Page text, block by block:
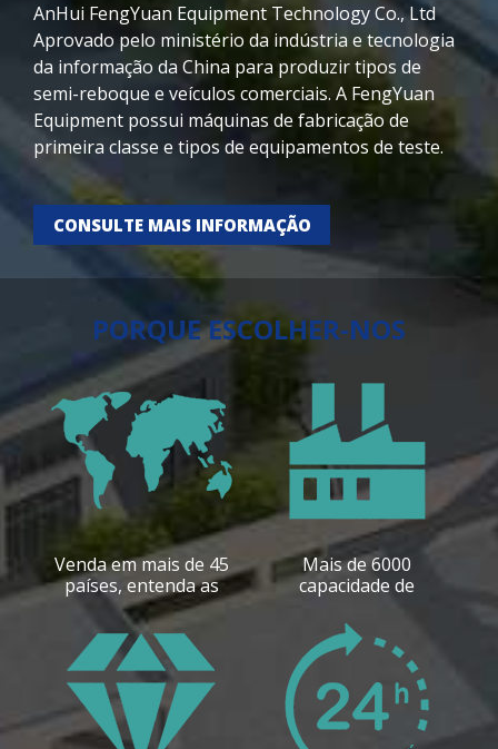
AnHui FengYuan Equipment Technology Co., Ltd
Aprovado pelo ministério da indústria e tecnologia
da informação da China para produzir tipos de
semi-reboque e veículos comerciais. A FengYuan
Equipment possui máquinas de fabricação de
primeira classe e tipos de equipamentos de teste.
Baseado em design avançado, processamento de
qualidade, qc estrito, torne-se 6 séries 200 tipos de
produtos, atendidos em 45 países, fornecedor de
reboques duráveis após 20 anos de
desenvolvimento.
CONSULTE MAIS INFORMAÇÃO
PORQUE ESCOLHER-NOS
Venda em mais de 45
países, entenda as
necessidades locais
Mais de 6000
capacidade de
rápida